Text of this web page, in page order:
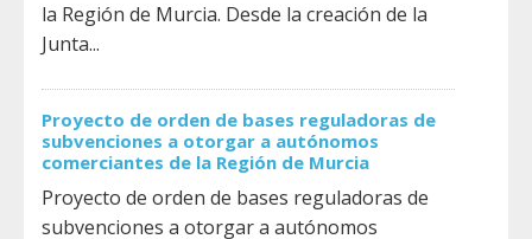
la Región de Murcia. Desde la creación de la
Junta...
Proyecto de orden de bases reguladoras de
subvenciones a otorgar a autónomos
comerciantes de la Región de Murcia
Proyecto de orden de bases reguladoras de
subvenciones a otorgar a autónomos